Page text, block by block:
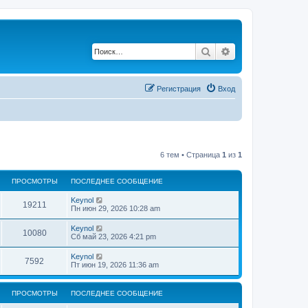
Поиск
Вход
Регистрация
6 тем • Страница 1 из 1
ПРОСМОТРЫ ПОСЛЕДНЕЕ СООБЩЕНИЕ
19211
р
м
о
П
о
л
е
д
н
е
е
с
о
о
б
щ
Keynol
Пн июн 29, 2026 10:28 am
10080П
р
с
м
П
о
л
е
д
н
е
е
с
Keynol
Сб май 23, 2026 4:21 pm
7592
р
о
П
о
л
д
н
Keynol
Пт июн 19, 2026 11:36 am
ПРОСМОТРЫ ПОСЛЕДНЕЕ СООБЩЕНИЕ